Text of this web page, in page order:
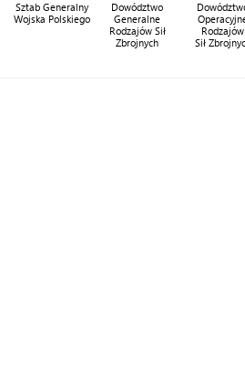
Sztab Generalny
Wojska Polskiego
Dowództwo
Generalne
Rodzajów Sił
Zbrojnych
Rodzajów
Sił